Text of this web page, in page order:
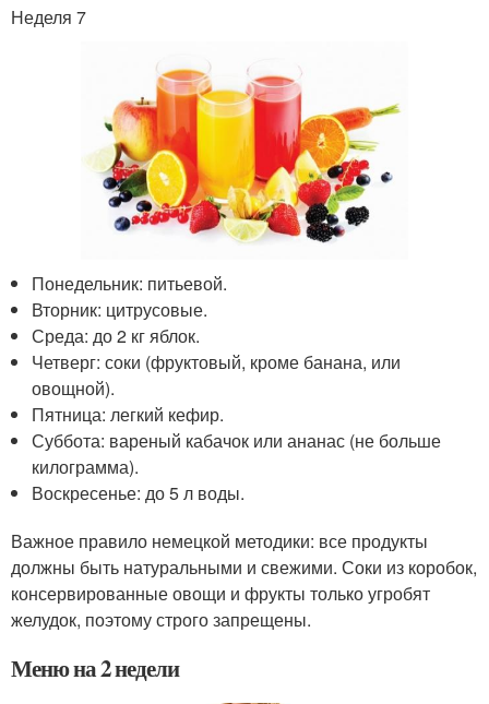
Неделя 7
Понедельник: питьевой.
Вторник: цитрусовые.
Среда: до 2 кг яблок.
Четверг: соки (фруктовый, кроме банана, или
овощной).
Пятница: легкий кефир.
Суббота: вареный кабачок или ананас (не больше
килограмма).
Воскресенье: до 5 л воды.
Важное правило немецкой методики: все продукты
должны быть натуральными и свежими. Соки из коробок,
консервированные овощи и фрукты только угробят
желудок, поэтому строго запрещены.
Меню на 2 недели